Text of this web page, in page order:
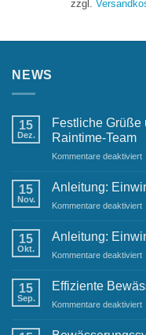
zzgl.
NEWS
15
Dez.
Festliche Grüße
Raintime-Team
Kommentare deaktiviertfür
15
Nov.
Anleitung:
Kommentare deaktiviertfür
15
Okt.
Anleitung:
Kommentare deaktiviertfür
15
Sep.
Effiziente
Kommentare deaktiviertfür